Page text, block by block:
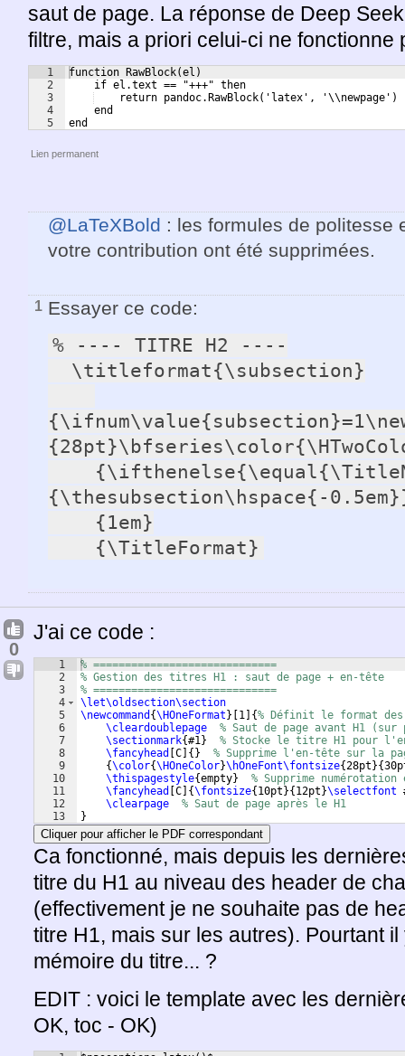
saut de page. La réponse de Deep
filtre, mais a priori celui-ci ne
1
2
3
4
5
function RawBlock(el)
    if el.text == "+++" then
    return pandoc.RawBlock('latex', '\\newpage')
    end
end
Lien permanent
@LaTeXBold : les formules de politesse
votre contribution ont été supprimées.
1 Essayer ce code:
% ---- TITRE H2 ----
{\thesubsection\hspace{-
    {\TitleFormat}
0
J'ai ce code :
1
2
3
4
5
6
7
8
9
10
11
12
13
% =============================
% Gestion des titres H1 : saut de page + en-tête
% =============================
\let\oldsection\section
\newcommand {\HOneFormat } 1 {% Définit le format des
\cleardoublepage
% Saut de page avant H1 (sur
\sectionmark{#1}
% Stocke le titre H1 pour
\fancyhead
C { }
% Supprime l'en-tête sur la
{\color{\HOneColor}\hOneFont\fontsize{28pt }{
\thispagestyle{empty}
% Supprime
\fancyhead
C {\fontsize{ 10pt }{ 12pt }\selectfont
\clearpage
% Saut de page après le H1
}
Cliquer pour afficher le PDF correspondant
Ca fonctionné, mais depuis les
titre du H1 au niveau des header de
(effectivement je ne souhaite pas de
titre H1, mais sur les autres). Pourtant
mémoire du titre... ?
EDIT : voici le template avec les
OK, toc - OK)